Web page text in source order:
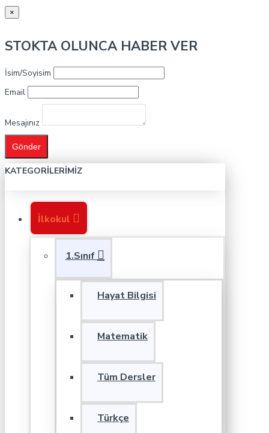
×
STOKTA OLUNCA HABER VER
İsim/Soyisim
Email
Mesajınız
Gönder
KATEGORILERIMIZ
İlkokul
1.Sınıf
Hayat Bilgisi
Matematik
Tüm Dersler
Türkçe